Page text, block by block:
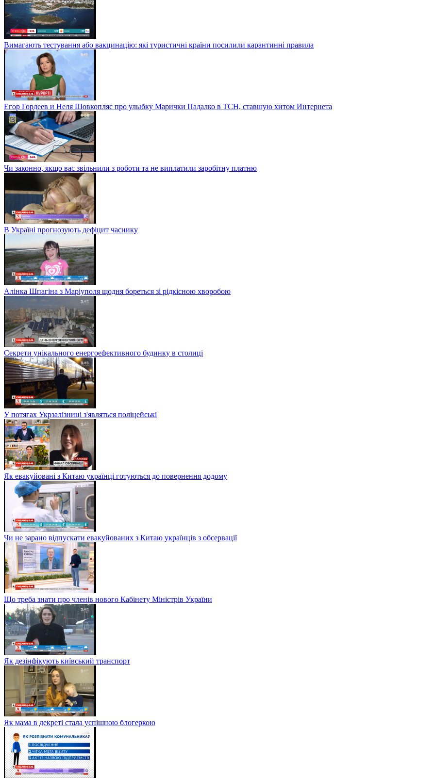
Вимагають тестування або вакцинацію: які туристичні країни посилили карантинні правила
Егор Гордеев и Неля Шовкопляс про улыбку Марички Падалко в ТСН, ставшую хитом Интернета
Чи законно, якщо вас звільнили з роботи та не виплатили заробітну платню
В Україні прогнозують дефіцит часнику
Алінка Шпагіна з Маріуполя щодня бореться зі рідкісною хворобою
Секрети унікального енергоефективного будинку в столиці
У потягах Укрзалізниці з'являться поліцейські
Як евакуйовані з Китаю українці готуються до повернення додому
Чи не зарано відпускати евакуйованих з Китаю українців з обсервації
Що треба знати про членів нового Кабінету Міністрів України
Як дезінфікують київський транспорт
Як мама в декреті стала успішною блогеркою